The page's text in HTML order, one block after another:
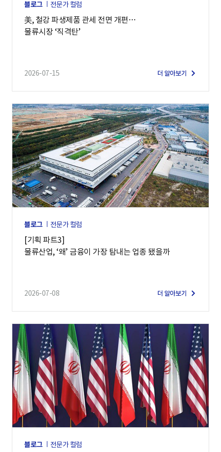
블로그 전문가 컬럼
美, 철강 파생제품 관세 전면 개편…
물류시장 ‘직격탄’
2026-07-15 더 알아보기
블로그 전문가 컬럼
[기획 파트3]
물류산업, ‘왜’ 금융이 가장 탐내는 업종 됐을까
2026-07-08 더 알아보기
블로그 전문가 컬럼